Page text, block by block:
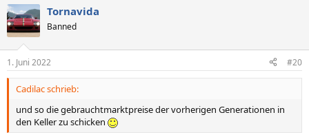
k
t
i
e
n
Tornavida
Banned
1. Juni 2022 #20
Cadilac schrieb:
und so die gebrauchtmarktpreise der vorherigen Generationen in
den Keller zu schicken